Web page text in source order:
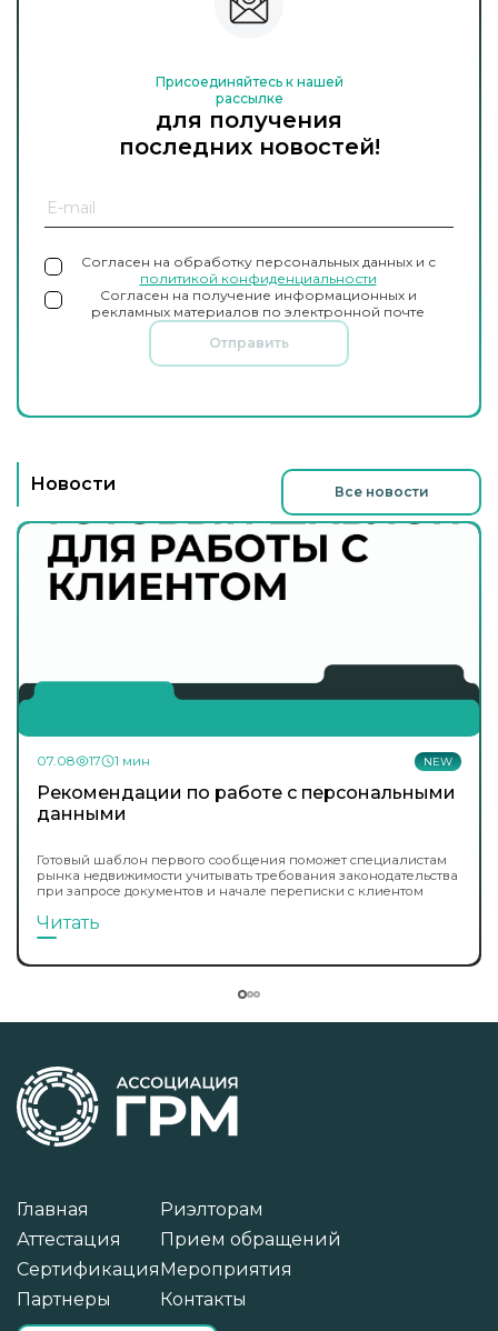
Присоединяйтесь к нашей
рассылке
для получения
последних новостей!
Согласен на обработку персональных данных и с
политикой конфиденциальности
Согласен на получение информационных и
рекламных материалов по электронной почте
Отправить
Новости Все новости
NEW
07.08 17 1 мин
Рекомендации по работе с персональными
данными
Готовый шаблон первого сообщения поможет специалистам
рынка недвижимости учитывать требования законодательства
при запросе документов и начале переписки с клиентом
Читать
Главная
Аттестация
Сертификация
Партнеры
Риэлторам
Прием обращений
Мероприятия
Контакты